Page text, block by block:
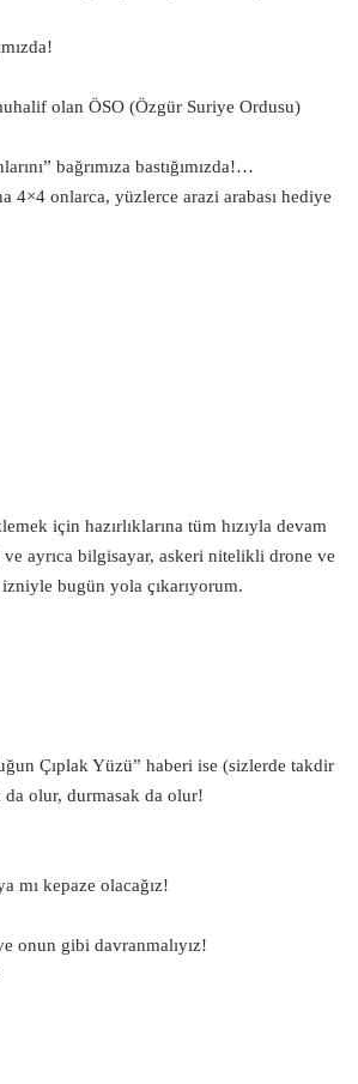
olan ÖSO (Özgür Suriye Ordusu)
bağrımıza bastığımızda!…
4×4 onlarca, yüzlerce arazi arabası hediye
için hazırlıklarına tüm hızıyla devam
ayrıca bilgisayar, askeri nitelikli drone ve
bugün yola çıkarıyorum.
Çıplak Yüzü” haberi ise (sizlerde takdir
da olur, durmasak da olur!
mı kepaze olacağız!
onun gibi davranmalıyız!